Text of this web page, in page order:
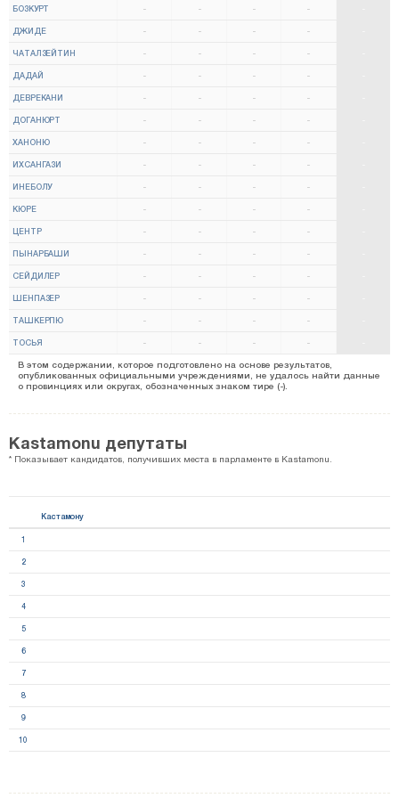
БОЗКУРТ - - - -
ДЖИДЕ - - - -
ЧАТАЛЗЕЙТИН - - - -
ДАДАЙ - - - -
ДЕВРЕКАНИ - - - -
ДОГАНЮРТ - - - -
ХАНОНЮ - - - -
ИХСАНГАЗИ - - - -
ИНЕБОЛУ - - - -
КЮРЕ - - - -
ЦЕНТР - - - -
ПЫНАРБАШИ - - - -
СЕЙДИЛЕР - - - -
ШЕНПАЗЕР - - - -
ТАШКЕРПЮ - - - -
ТОСЬЯ - - - -
В этом содержании, которое подготовлено на основе результатов,
опубликованных официальными учреждениями, не удалось найти данные
о провинциях или округах, обозначенных знаком тире (-).
Kastamonu депутаты
* Показывает кандидатов, получивших места в парламенте в Kastamonu.
Кастамону
1
2
3
4
5
6
7
8
9
10